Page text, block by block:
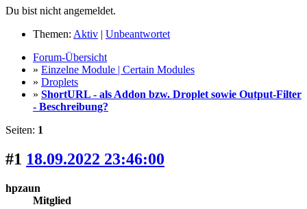
Du bist nicht angemeldet.
Themen: Aktiv | Unbeantwortet
Forum-Übersicht
» Einzelne Module | Certain Modules
» Droplets
» ShortURL - als Addon bzw. Droplet sowie Output-Filter
- Beschreibung?
Seiten: 1
#1 18.09.2022 23:46:00
hpzaun
Mitglied